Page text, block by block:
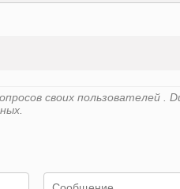
своих пользователей .